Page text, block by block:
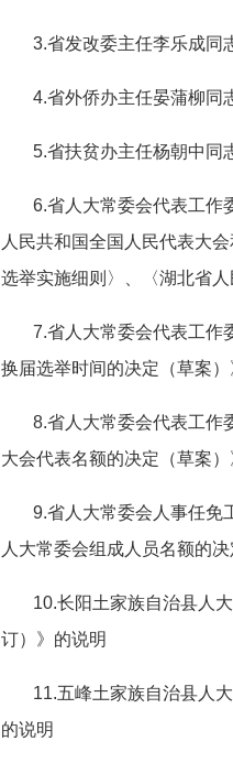
3.省发改委主任李乐成同
4.省外侨办主任晏蒲柳同
5.省扶贫办主任杨朝中同
6.省人大常委会代表工作
人民共和国全国人民代表大
选举实施细则〉、〈湖北省
7.省人大常委会代表工作
换届选举时间的决定（草案）
8.省人大常委会代表工作
大会代表名额的决定（草案）
9.省人大常委会人事任免
人大常委会组成人员名额的
10.长阳土家族自治县人
订）》的说明
11.五峰土家族自治县人
的说明